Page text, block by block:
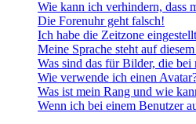
Wie kann ich verhindern, dass
Die Forenuhr geht falsch!
Ich habe die Zeitzone
Meine Sprache steht auf
Was sind das für Bilder, die bei
Wie verwende ich einen
Was ist mein Rang und wie
Wenn ich bei einem Benutzer